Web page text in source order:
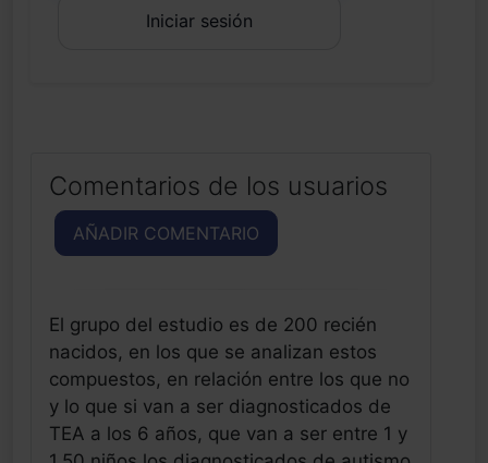
Iniciar sesión
Comentarios de los usuarios
AÑADIR COMENTARIO
El grupo del estudio es de 200 recién
nacidos, en los que se analizan estos
compuestos, en relación entre los que no
y lo que si van a ser diagnosticados de
TEA a los 6 años, que van a ser entre 1 y